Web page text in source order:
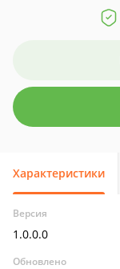
Характеристики
Версия
1.0.0.0
Обновлено